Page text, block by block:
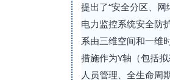
提出了“安全分区、
电力监控系统安全防
系由三维空间和一维
措施作为Y轴（包括
人员管理、全生命周